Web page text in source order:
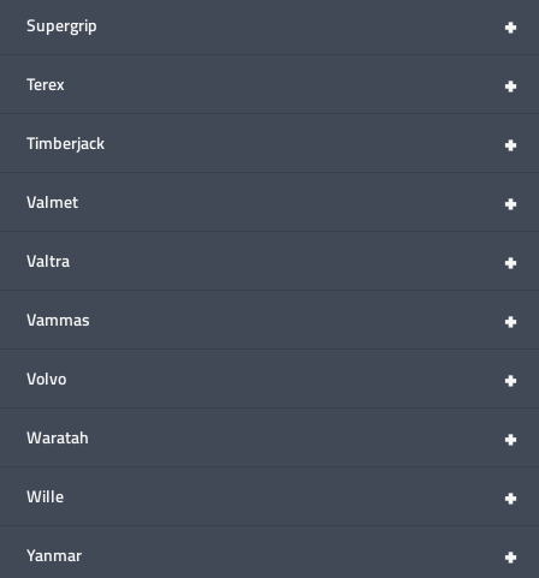
+
Supergrip
+
Terex
+
Timberjack
+
Valmet
+
Valtra
+
Vammas
+
Volvo
+
Waratah
+
Wille
+
Yanmar